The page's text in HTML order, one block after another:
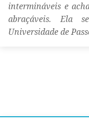
intermináveis e
abraçáveis. Ela
Universidade de